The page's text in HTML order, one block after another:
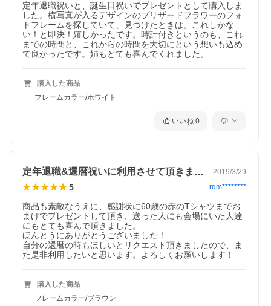
赤は縁起の良い色でもあり、還暦祝いに限らず、おめでたい行事
また、赤色は女性らしさも表しているのと同時に、赤いバラは女
性の美、元気、明るさ、健康も象徴しています。
定年退職祝いと、誕生日祝いでプレゼントとして購入しま
した。横写真が入るデザインのプリザードフラワーのフォ
トフレームを探していて、見つけたときは。これしかな
い！と即決！嬉しかったです。時計付きというのも、これ
までの時間と、これからの時間を大切にという想いも込め
て良かったです。姉もとても喜んでくれました。
購入した商品
フレームカラー/ホワイト
いいね 0
定年退職&還暦祝いに利用させて頂きました 2019/3/29
5 rqm********
商品も素敵なうえに、感謝状に60歳の赤のTシャツまでお
まけでプレゼントして頂き、送った人にも会場にいた人達
にもとても喜んで頂きました。
ほんとうにありがとうございました！
自分の還暦の時もほしいとリクエスト頂きましたので、ま
た是非利用したいと思います。よろしくお願いします！
購入した商品
フレームカラー/ブラウン